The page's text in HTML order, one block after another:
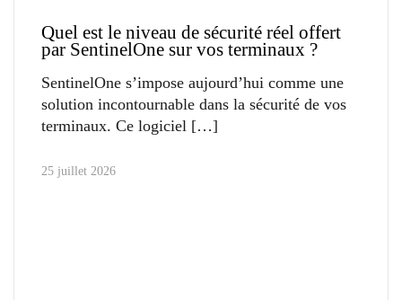
Quel est le niveau de sécurité réel offert
par SentinelOne sur vos terminaux ?
SentinelOne s’impose aujourd’hui comme une
solution incontournable dans la sécurité de vos
terminaux. Ce logiciel
25 juillet 2026